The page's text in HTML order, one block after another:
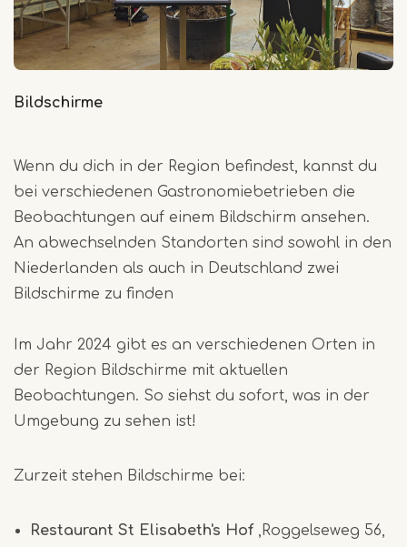
Bildschirme
Wenn du dich in der Region befindest, kannst du
bei verschiedenen Gastronomiebetrieben die
Beobachtungen auf einem Bildschirm ansehen.
An abwechselnden Standorten sind sowohl in den
Niederlanden als auch in Deutschland zwei
Bildschirme zu finden
Im Jahr 2024 gibt es an verschiedenen Orten in
der Region Bildschirme mit aktuellen
Beobachtungen. So siehst du sofort, was in der
Umgebung zu sehen ist!
Zurzeit stehen Bildschirme bei:
Restaurant St Elisabeth's Hof ,Roggelseweg 56,